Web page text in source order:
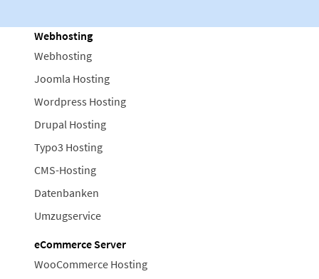
Webhosting
Webhosting
Joomla Hosting
Wordpress Hosting
Drupal Hosting
Typo3 Hosting
CMS-Hosting
Datenbanken
Umzugservice
eCommerce Server
WooCommerce Hosting